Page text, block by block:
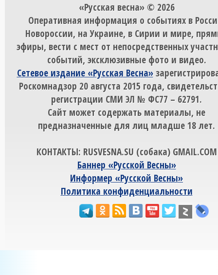
«Русская весна» © 2026
Оперативная информация о событиях в
Новороссии, на Украине, в Сирии и мире,
эфиры, вести с мест от непосредственных
событий, эксклюзивные фото и видео.
Сетевое издание «Русская Весна»
Роскомнадзор 20 августа 2015 года,
регистрации СМИ ЭЛ № ФС77 – 62791.
Сайт может содержать материалы, не
предназначенные для лиц младше 18 лет.
КОНТАКТЫ: RUSVESNA.SU (собака) GMAIL.COM
Баннер «Русской Весны»
Информер «Русской Весны»
Политика конфиденциальности